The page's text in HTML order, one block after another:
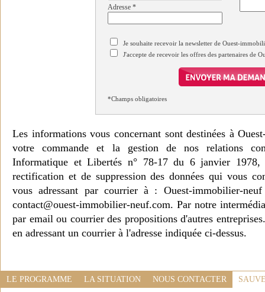
Adresse *
Je souhaite recevoir la newsletter de Ouest-
J'accepte de recevoir les offres des partenaires de
*Champs obligatoires
Les informations vous concernant sont destinées à
votre commande et la gestion de nos relations
Informatique et Libertés n° 78-17 du 6 janvier 1978,
rectification et de suppression des données qui vous
vous adressant par courrier à : Ouest-immobilier-
contact@ouest-immobilier-neuf.com. Par notre
par email ou courrier des propositions d'autres
en adressant un courrier à l'adresse indiquée ci-dessus.
LE PROGRAMME LA SITUATION NOUS CONTACTER